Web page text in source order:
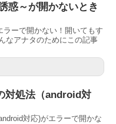
惑～が開かないとき
ラーで開かない！開いてもす
なアナタのためにこの記事
対処法（android対
対応)がエラーで開かな